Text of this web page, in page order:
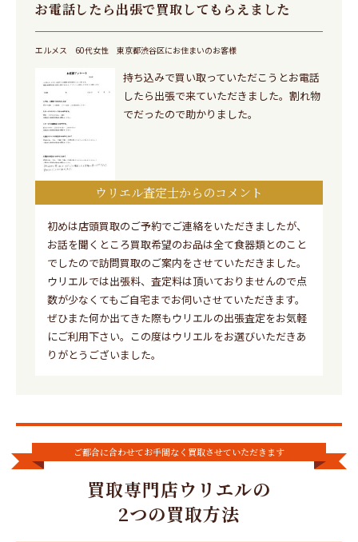
お電話したら出張で買取してもらえました
エルメス 60代女性 東京都渋谷区にお住まいのお客様
持ち込みで買い取っていただこうとお電話
したら出張で来ていただきました。割れ物
でだったので助かりました。
ウリエル査定士からのコメント
初めは店頭買取のご予約でご連絡をいただきましたが、
お話を聞くところ買取希望のお品は全て食器類とのこと
でしたので訪問買取のご案内をさせていただきました。
ウリエルでは出張料、査定料は頂いておりませんので点
数が少なくてもご自宅までお伺いさせていただきます。
ぜひまた何か出てきた際もウリエルの出張査定をお気軽
にご利用下さい。この度はウリエルをお選びいただきあ
りがとうございました。
ご都合に合わせてお手間なく買取させていただきます
買取専門店ウリエルの
2つの買取方法